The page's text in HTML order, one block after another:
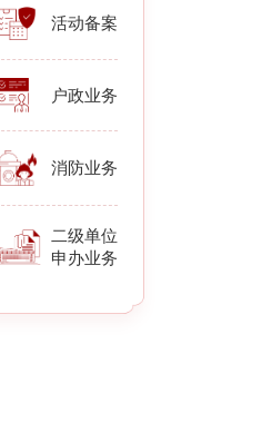
活动备案
户政业务
消防业务
二级单位
申办业务